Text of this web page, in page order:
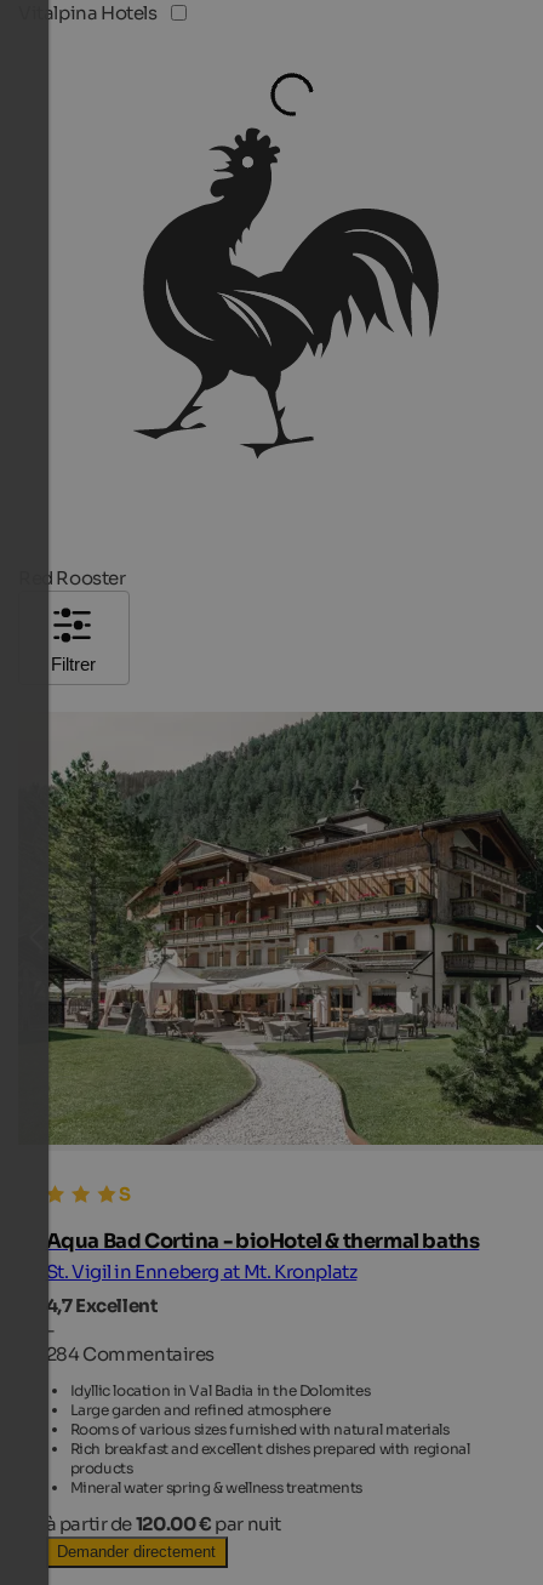
Vitalpina Hotels
Red Rooster
Filtrer
Aqua Bad Cortina - bioHotel & thermal baths
St. Vigil in Enneberg at Mt. Kronplatz
4,7Excellent
-
284 Commentaires
Idyllic location in Val Badia in the Dolomites
Large garden and refined atmosphere
Rooms of various sizes furnished with natural materials
Rich breakfast and excellent dishes prepared with regional
products
Mineral water spring & wellness treatments
à partir de120.00 € par nuit
Demander directement